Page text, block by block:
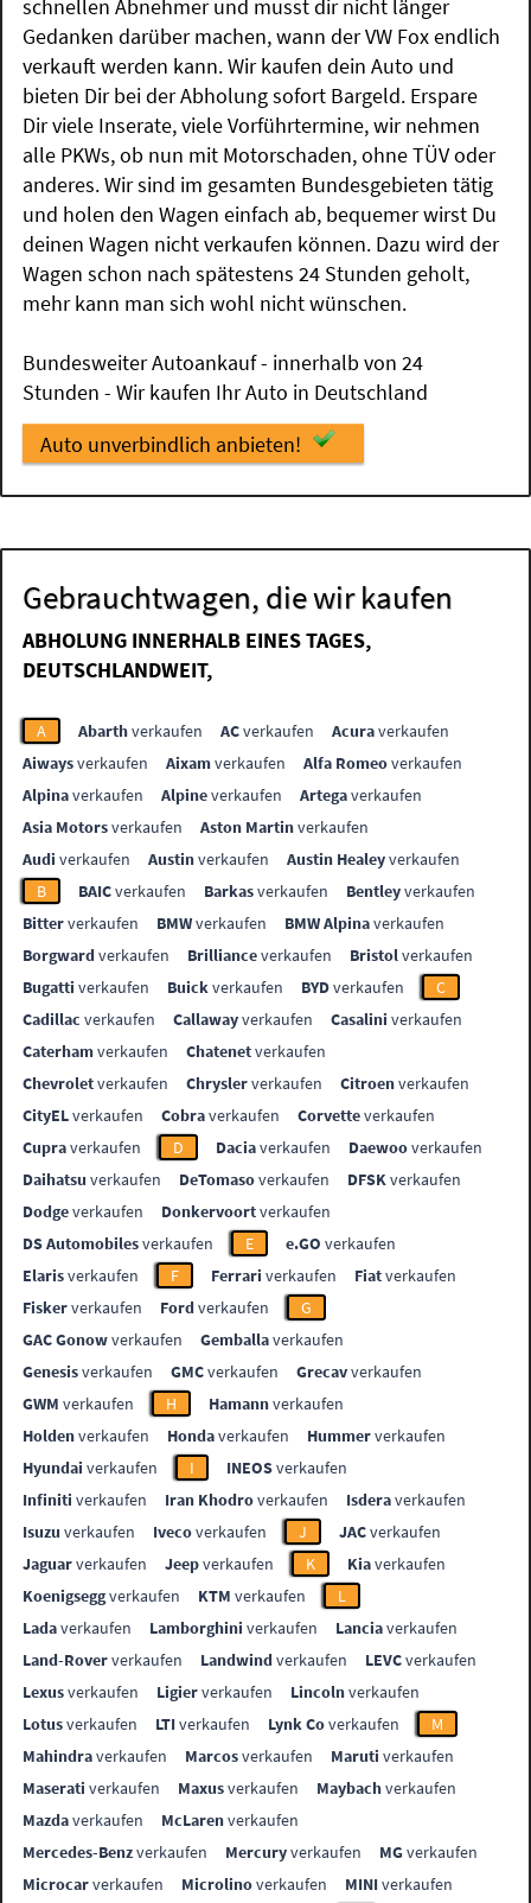
schnellen Abnehmer und musst dir nicht länger
Gedanken darüber machen, wann der VW Fox endlich
verkauft werden kann. Wir kaufen dein Auto und
bieten Dir bei der Abholung sofort Bargeld. Erspare
Dir viele Inserate, viele Vorführtermine, wir nehmen
alle PKWs, ob nun mit Motorschaden, ohne TÜV oder
anderes. Wir sind im gesamten Bundesgebieten tätig
und holen den Wagen einfach ab, bequemer wirst Du
deinen Wagen nicht verkaufen können. Dazu wird der
Wagen schon nach spätestens 24 Stunden geholt,
mehr kann man sich wohl nicht wünschen.
Bundesweiter Autoankauf - innerhalb von 24
Stunden - Wir kaufen Ihr Auto in Deutschland
Auto unverbindlich anbieten!
Gebrauchtwagen, die wir kaufen
ABHOLUNG INNERHALB EINES TAGES,
DEUTSCHLANDWEIT,
A Abarthverkaufen ACverkaufen Acuraverkaufen
Aiwaysverkaufen Aixamverkaufen Alfa Romeoverkaufen
Alpinaverkaufen Alpineverkaufen Artegaverkaufen
Asia Motorsverkaufen Aston Martinverkaufen
Audi verkaufen Austinverkaufen Austin Healeyverkaufen
B
BAICverkaufen Barkasverkaufen Bentleyverkaufen
Bitterverkaufen BMWverkaufen BMW Alpinaverkaufen
Borgwardverkaufen Brillianceverkaufen Bristolverkaufen
Bugatti verkaufen Buickverkaufen BYDverkaufen
C
Cadillac verkaufen Callawayverkaufen Casalini verkaufen
Caterhamverkaufen Chatenetverkaufen
Chevroletverkaufen Chryslerverkaufen Citroenverkaufen
CityELverkaufen Cobraverkaufen Corvetteverkaufen
Cupraverkaufen D Daciaverkaufen Daewooverkaufen
Daihatsu verkaufen DeTomasoverkaufen DFSKverkaufen
Dodgeverkaufen Donkervoortverkaufen
DS Automobilesverkaufen E e.GO verkaufen
Elarisverkaufen F Ferrari verkaufen Fiatverkaufen
Fiskerverkaufen Fordverkaufen
G
GAC Gonowverkaufen Gemballaverkaufen
Genesisverkaufen GMCverkaufen Grecavverkaufen
GWM verkaufen H Hamannverkaufen
Holdenverkaufen Hondaverkaufen Hummerverkaufen
Hyundai verkaufen I INEOSverkaufen
Infiniti verkaufen Iran Khodroverkaufen Isderaverkaufen
Isuzu verkaufen Ivecoverkaufen J JACverkaufen
Jaguarverkaufen Jeepverkaufen K Kiaverkaufen
Koenigseggverkaufen KTM verkaufen
L
Ladaverkaufen Lamborghini verkaufen Lanciaverkaufen
Land-Roververkaufen Landwindverkaufen LEVCverkaufen
Lexusverkaufen Ligierverkaufen Lincolnverkaufen
Lotusverkaufen LTIverkaufen Lynk Coverkaufen
M
Mahindraverkaufen Marcosverkaufen Maruti verkaufen
Maserati verkaufen Maxusverkaufen Maybachverkaufen
Mazdaverkaufen McLarenverkaufen
Mercedes-Benzverkaufen Mercuryverkaufen MGverkaufen
Microcarverkaufen Microlinoverkaufen MINIverkaufen